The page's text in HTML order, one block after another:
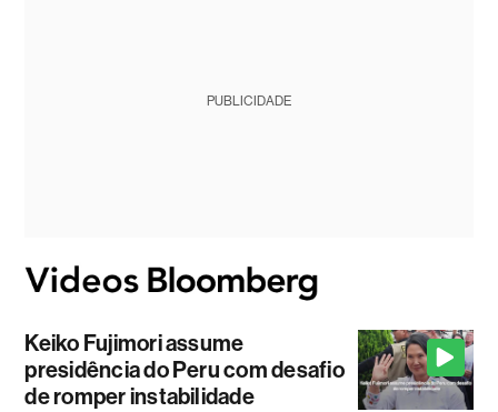
PUBLICIDADE
Keiko Fujimori assume
presidência do Peru com desafio
de romper instabilidade